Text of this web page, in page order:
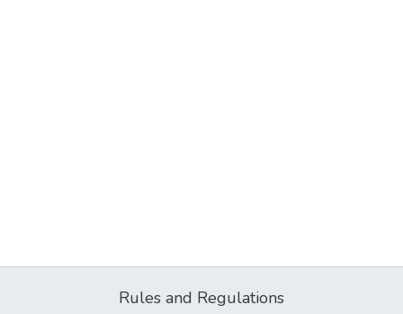
Rules and Regulations